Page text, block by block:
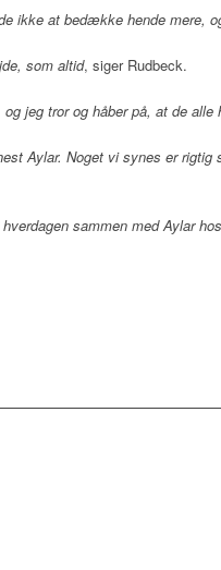
ikke at bedække hende mere,
som altid, siger Rudbeck.
jeg tror og håber på, at de alle
Aylar. Noget vi synes er
sammen med Aylar